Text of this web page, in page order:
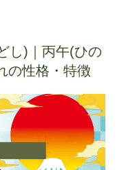
し)｜丙午(ひの
の性格・特徴